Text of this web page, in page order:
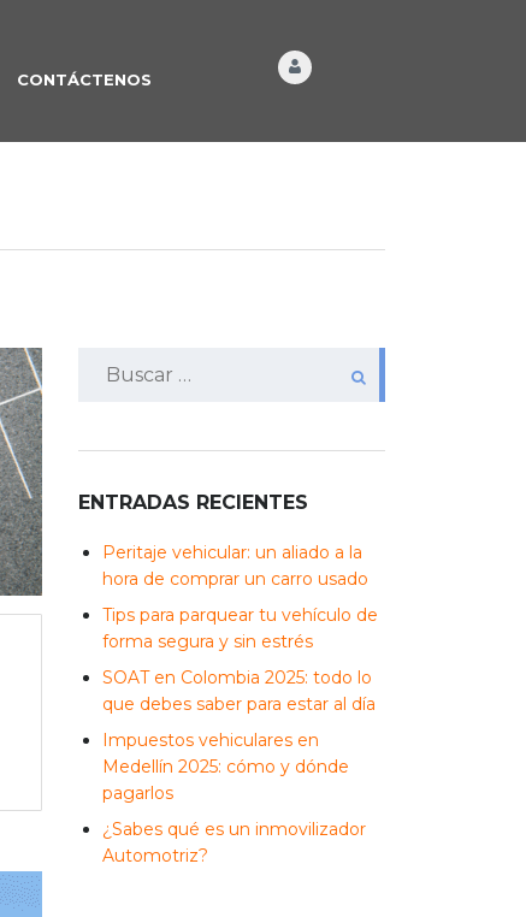
CONTÁCTENOS
ENTRADAS RECIENTES
Peritaje vehicular: un aliado a la
hora de comprar un carro usado
Tips para parquear tu vehículo de
forma segura y sin estrés
SOAT en Colombia 2025: todo lo
que debes saber para estar al día
Impuestos vehiculares en
Medellín 2025: cómo y dónde
pagarlos
¿Sabes qué es un inmovilizador
Automotriz?